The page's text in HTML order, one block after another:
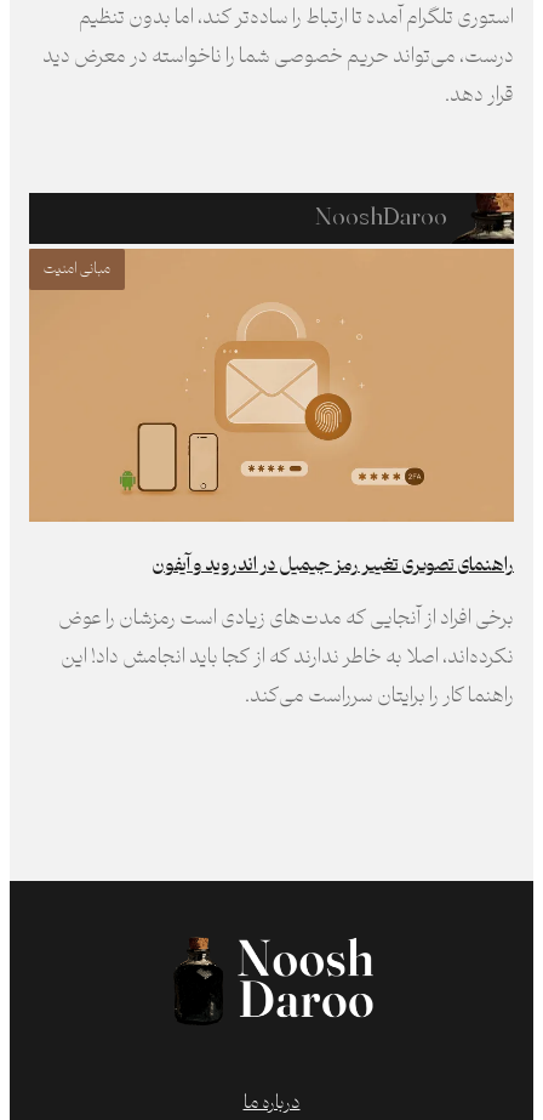
استوری تلگرام آمده تا ارتباط را ساده‌تر کند، اما بدون تنظیم
درست، می‌تواند حریم خصوصی شما را ناخواسته در معرض دید
قرار دهد.
NooshDaroo
مبانی امنیت
راهنمای تصویری تغییر رمز جیمیل در اندروید و آیفون
برخی افراد از آنجایی که مدت‌های زیادی است رمز‌شان را عوض
نکرده‌اند، اصلا به خاطر ندارند که از کجا باید انجامش داد! این
راهنما کار را برایتان سرراست می‌کند.
درباره ما